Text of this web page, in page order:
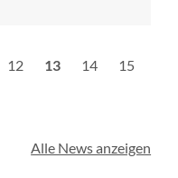
Seite
12
Aktuelle
13 Seite
14 Seite
15
Alle News anzeigen